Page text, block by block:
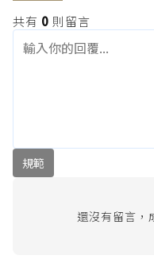
共有 0 則留言
規範
還沒有留言，